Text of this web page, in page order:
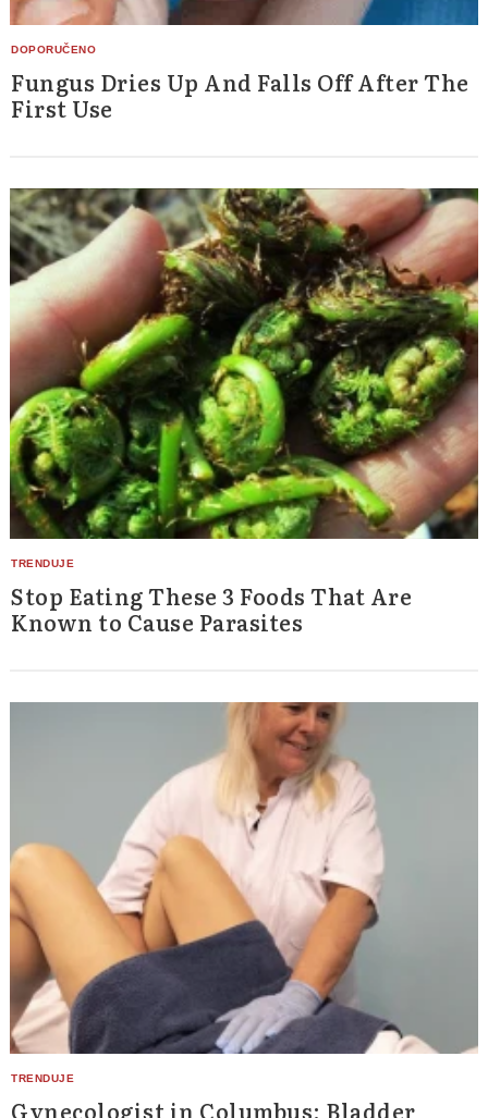
Fungus Dries Up And Falls Off After The
First Use
Stop Eating These 3 Foods That Are
Known to Cause Parasites
Gynecologist in Columbus: Bladder